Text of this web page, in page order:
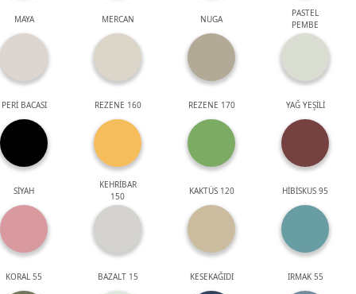
MAYA MERCAN NUGA
PASTEL
PEMBE
PERİ BACASI REZENE 160 REZENE 170 YAĞ YEŞİLİ
SİYAH
KEHRİBAR
150
KAKTÜS 120 HİBİSKUS 95
KORAL 55 BAZALT 15 KESEKAĞIDI IRMAK 55